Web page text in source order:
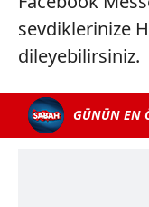
sevdiklerinize
dileyebilirsiniz.
GÜNÜN EN